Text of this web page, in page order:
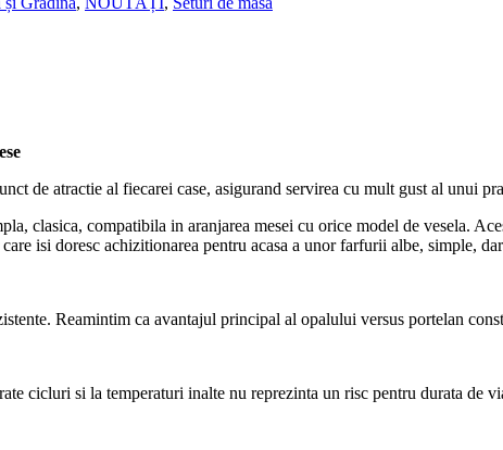
de atractie al fiecarei case, asigurand servirea cu mult gust al unui
clasica, compatibila in aranjarea mesei cu orice model de vesela.
isi doresc achizitionarea pentru acasa a unor farfurii albe, simple,
Reamintim ca avantajul principal al opalului versus portelan
cicluri si la temperaturi inalte nu reprezinta un risc pentru durata de